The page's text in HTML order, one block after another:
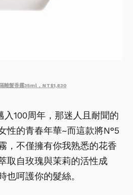
離髮香霧35ml，NT$1,830
入100周年，那迷人且耐聞的
性的青春年華~而這款將N°5
，不僅擁有你我熟悉的花香
取自玫瑰與茉莉的活性成
也呵護你的髮絲。